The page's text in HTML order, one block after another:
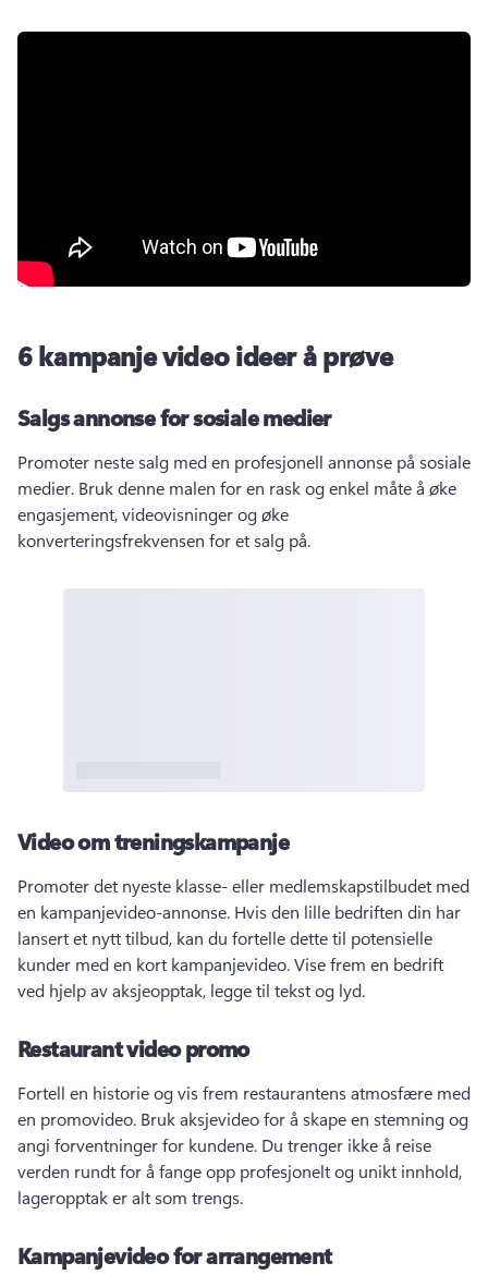
6 kampanje video ideer å prøve
Salgs annonse for sosiale medier
Promoter neste salg med en profesjonell annonse på sosiale
medier. Bruk denne malen for en rask og enkel måte å øke
engasjement, videovisninger og øke
konverteringsfrekvensen for et salg på.
Video om treningskampanje
Promoter det nyeste klasse- eller medlemskapstilbudet med
en kampanjevideo-annonse. Hvis den lille bedriften din har
lansert et nytt tilbud, kan du fortelle dette til potensielle
kunder med en kort kampanjevideo. Vise frem en bedrift
ved hjelp av aksjeopptak, legge til tekst og lyd.
Restaurant video promo
Fortell en historie og vis frem restaurantens atmosfære med
en promovideo. Bruk aksjevideo for å skape en stemning og
angi forventninger for kundene. Du trenger ikke å reise
verden rundt for å fange opp profesjonelt og unikt innhold,
lageropptak er alt som trengs.
Kampanjevideo for arrangement